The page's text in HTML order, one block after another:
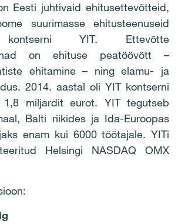
Eesti juhtivaid ehitusettevõtteid,
suurimasse ehitusteenuseid
kontserni YIT. Ettevõtte
on ehituse peatöövõtt –
ehitamine – ning elamu- ja
2014. aastal oli YIT kontserni
1,8 miljardit eurot. YIT tegutseb
Balti riikides ja Ida-Euroopas
enam kui 6000 töötajale. YITi
Helsingi NASDAQ OMX